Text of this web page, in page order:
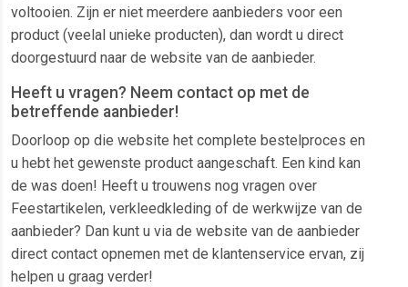
voltooien. Zijn er niet meerdere aanbieders voor een
product (veelal unieke producten), dan wordt u direct
doorgestuurd naar de website van de aanbieder.
Heeft u vragen? Neem contact op met de
betreffende aanbieder!
Doorloop op die website het complete bestelproces en
u hebt het gewenste product aangeschaft. Een kind kan
de was doen! Heeft u trouwens nog vragen over
Feestartikelen, verkleedkleding of de werkwijze van de
aanbieder? Dan kunt u via de website van de aanbieder
direct contact opnemen met de klantenservice ervan, zij
helpen u graag verder!